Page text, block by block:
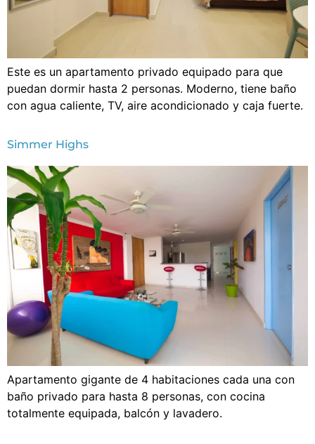
Este es un apartamento privado equipado para que
puedan dormir hasta 2 personas. Moderno, tiene baño
con agua caliente, TV, aire acondicionado y caja fuerte.
Simmer Highs
Apartamento gigante de 4 habitaciones cada una con
baño privado para hasta 8 personas, con cocina
totalmente equipada, balcón y lavadero.